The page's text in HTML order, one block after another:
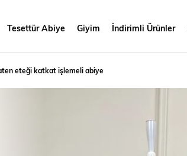
Tesettür Abiye Giyim İndirimli Ürünler
eteği katkat işlemeli abiye